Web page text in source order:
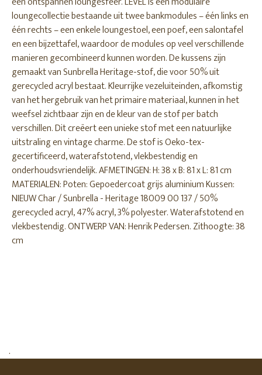
loungecollectie bestaande uit twee bankmodules – één links en
één rechts – een enkele loungestoel, een poef, een salontafel
en een bijzettafel, waardoor de modules op veel verschillende
manieren gecombineerd kunnen worden. De kussens zijn
gemaakt van Sunbrella Heritage-stof, die voor 50% uit
gerecycled acryl bestaat. Kleurrijke vezeluiteinden, afkomstig
van het hergebruik van het primaire materiaal, kunnen in het
weefsel zichtbaar zijn en de kleur van de stof per batch
verschillen. Dit creëert een unieke stof met een natuurlijke
uitstraling en vintage charme. De stof is Oeko-tex-
gecertificeerd, waterafstotend, vlekbestendig en
onderhoudsvriendelijk. AFMETINGEN: H: 38 x B: 81 x L: 81 cm
MATERIALEN: Poten: Gepoedercoat grijs aluminium Kussen:
NIEUW Char / Sunbrella - Heritage 18009 00 137 / 50%
gerecycled acryl, 47% acryl, 3% polyester. Waterafstotend en
vlekbestendig. ONTWERP VAN: Henrik Pedersen. Zithoogte: 38
cm
.